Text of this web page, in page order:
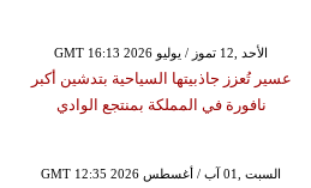
GMT 16:13 2026 الأحد ,12 تموز / يوليو
عسير تُعزز جاذبيتها السياحية بتدشين أكبر
نافورة في المملكة بمنتجع الوادي
GMT 12:35 2026 السبت ,01 آب / أغسطس